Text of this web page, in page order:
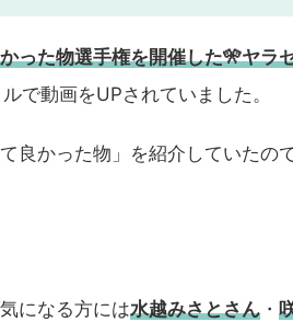
った物選手権を開催した🎌ヤラ
で動画をUPされていました。
良かった物」を紹介していたの
になる方には水越みさとさん ・